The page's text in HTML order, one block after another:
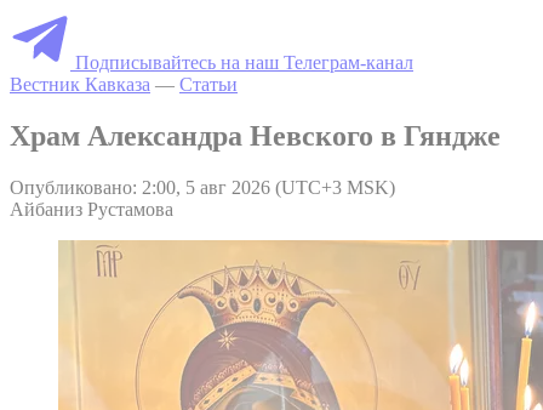
Подписывайтесь на наш Телеграм-канал
Вестник Кавказа — Статьи
Храм Александра Невского в Гяндже
Опубликовано: 2:00, 5 авг 2026 (UTC+3 MSK)
Айбаниз Рустамова